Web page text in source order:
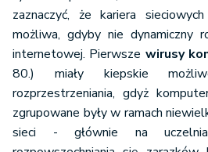
zaznaczyć, że kariera
możliwa, gdyby nie dynamiczny
internetowej. Pierwsze wirusy
80.) miały kiepskie
rozprzestrzeniania, gdyż
zgrupowane były w ramach
sieci - głównie na